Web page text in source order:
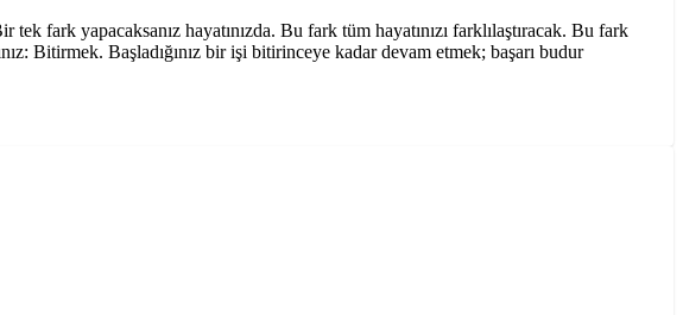
fark yapacaksanız hayatınızda. Bu fark tüm hayatınızı farklılaştıracak. Bu fark
Bitirmek. Başladığınız bir işi bitirinceye kadar devam etmek; başarı budur